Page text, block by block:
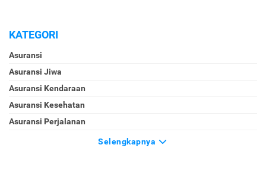
KATEGORI
Asuransi
Asuransi Jiwa
Asuransi Kendaraan
Asuransi Kesehatan
Asuransi Perjalanan
Selengkapnya